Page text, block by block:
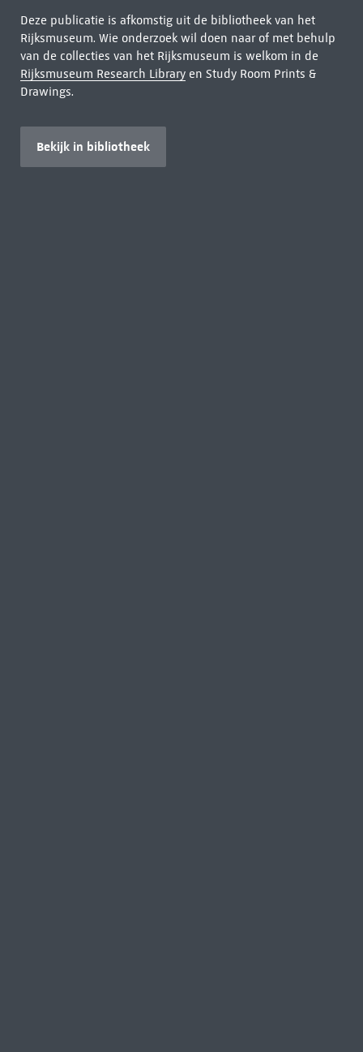
Deze publicatie is afkomstig uit de bibliotheek van het
Rijksmuseum. Wie onderzoek wil doen naar of met behulp
van de collecties van het Rijksmuseum is welkom in de
Rijksmuseum Research Libraryen Study Room Prints &
Drawings.
Bekijk in bibliotheek